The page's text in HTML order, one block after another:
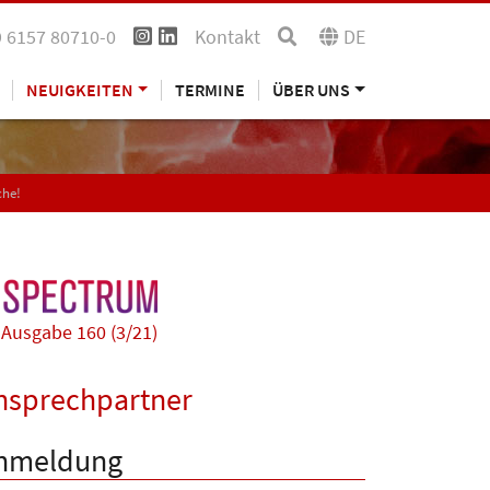
6157 80710-0 Kontakt DE
NEUIGKEITEN TERMINE ÜBER UNS
Ausgabe 160 (3/21)